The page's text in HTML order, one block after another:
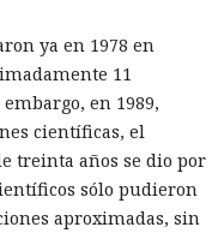
ya en 1978 en
11
en 1989,
científicas, el
treinta años se dio por
sólo pudieron
aproximadas, sin